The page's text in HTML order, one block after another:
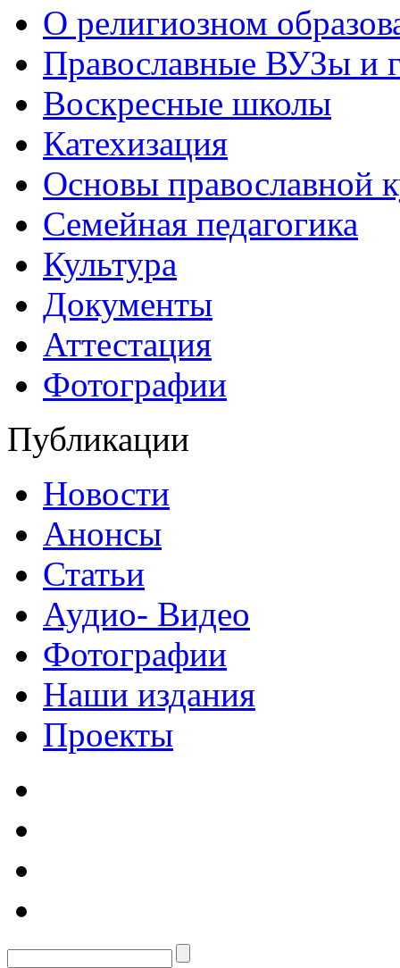
О религиозном
Православные ВУЗы и
Воскресные школы
Катехизация
Основы православной
Семейная педагогика
Культура
Документы
Аттестация
Фотографии
Публикации
Новости
Анонсы
Статьи
Аудио- Видео
Фотографии
Наши издания
Проекты